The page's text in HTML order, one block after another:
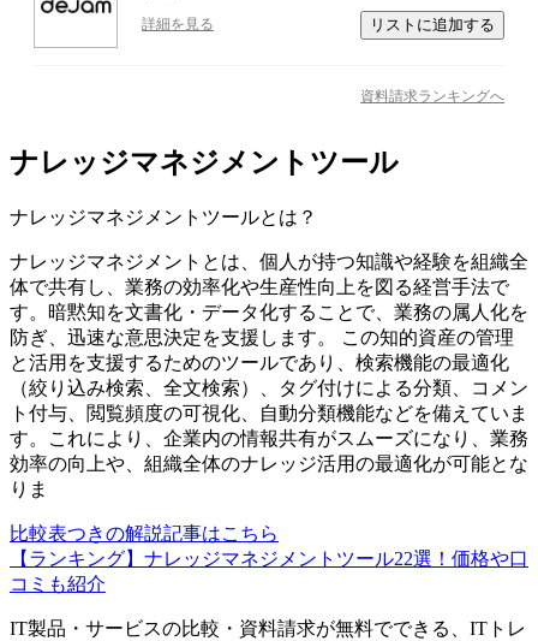
詳細を見る リストに追加する
資料請求ランキングへ
ナレッジマネジメントツール
ナレッジマネジメントツールとは？
ナレッジマネジメントとは、個人が持つ知識や経験を組織全
体で共有し、業務の効率化や生産性向上を図る経営手法で
す。暗黙知を文書化・データ化することで、業務の属人化を
防ぎ、迅速な意思決定を支援します。 この知的資産の管理
と活用を支援するためのツールであり、検索機能の最適化
（絞り込み検索、全文検索）、タグ付けによる分類、コメン
ト付与、閲覧頻度の可視化、自動分類機能などを備えていま
す。これにより、企業内の情報共有がスムーズになり、業務
効率の向上や、組織全体のナレッジ活用の最適化が可能とな
りま
比較表つきの解説記事はこちら
【ランキング】ナレッジマネジメントツール22選！価格や口
コミも紹介
IT製品・サービスの比較・資料請求が無料でできる、ITトレ